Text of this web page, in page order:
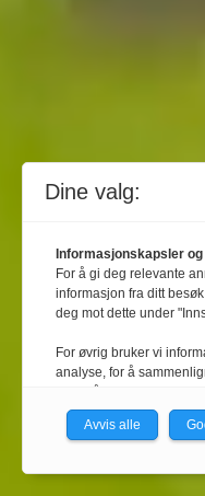
Dine valg:
Informasjonskapsler
For å gi deg relevante
informasjon fra ditt
deg mot dette under
For øvrig bruker vi
analyse, for å
personvernerklæring.
du få relevante
nettverket basert på
Avvis alle